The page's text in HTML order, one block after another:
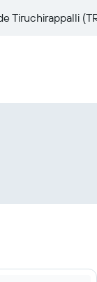
Tiruchirappalli